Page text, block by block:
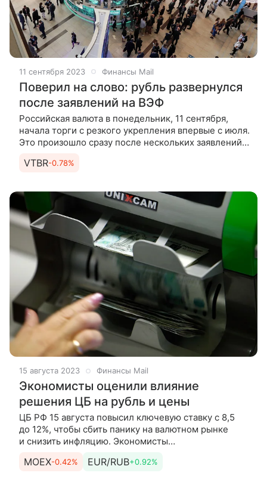
11 сентября 2023 Финансы Mail
Поверил на слово: рубль развернулся
после заявлений на ВЭФ
Российская валюта в понедельник, 11 сентября,
начала торги с резкого укрепления впервые с июля.
Это произошло сразу после нескольких заявлений
во Владивостоке. Глава
VTBR-0.78%
15 августа 2023 Финансы Mail
Экономисты оценили влияние
решения ЦБ на рубль и цены
ЦБ РФ 15 августа повысил ключевую ставку с 8,5
до 12%, чтобы сбить панику на валютном рынке
и снизить инфляцию. Экономисты
MOEX-0.42% EUR/RUB+0.92%